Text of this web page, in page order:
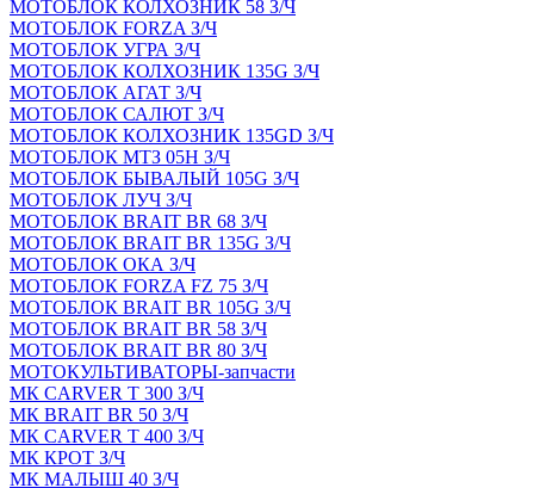
МОТОБЛОК КОЛХОЗНИК 58 З/Ч
МОТОБЛОК FORZA З/Ч
МОТОБЛОК УГРА З/Ч
МОТОБЛОК КОЛХОЗНИК 135G З/Ч
МОТОБЛОК АГАТ З/Ч
МОТОБЛОК САЛЮТ З/Ч
МОТОБЛОК КОЛХОЗНИК 135GD З/Ч
МОТОБЛОК МТЗ 05Н З/Ч
МОТОБЛОК БЫВАЛЫЙ 105G З/Ч
МОТОБЛОК ЛУЧ З/Ч
МОТОБЛОК BRAIT BR 68 З/Ч
МОТОБЛОК BRAIT BR 135G З/Ч
МОТОБЛОК ОКА З/Ч
МОТОБЛОК FORZA FZ 75 З/Ч
МОТОБЛОК BRAIT BR 105G З/Ч
МОТОБЛОК BRAIT BR 58 З/Ч
МОТОБЛОК BRAIT BR 80 З/Ч
МОТОКУЛЬТИВАТОРЫ-запчасти
МК CARVER Т 300 З/Ч
МК BRAIT BR 50 З/Ч
МК CARVER Т 400 З/Ч
МК КРОТ З/Ч
МК МАЛЫШ 40 З/Ч